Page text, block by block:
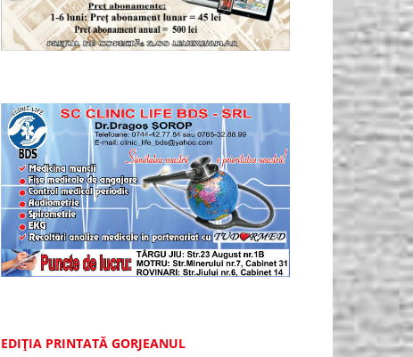
EDIȚIA PRINTATĂ GORJEANUL